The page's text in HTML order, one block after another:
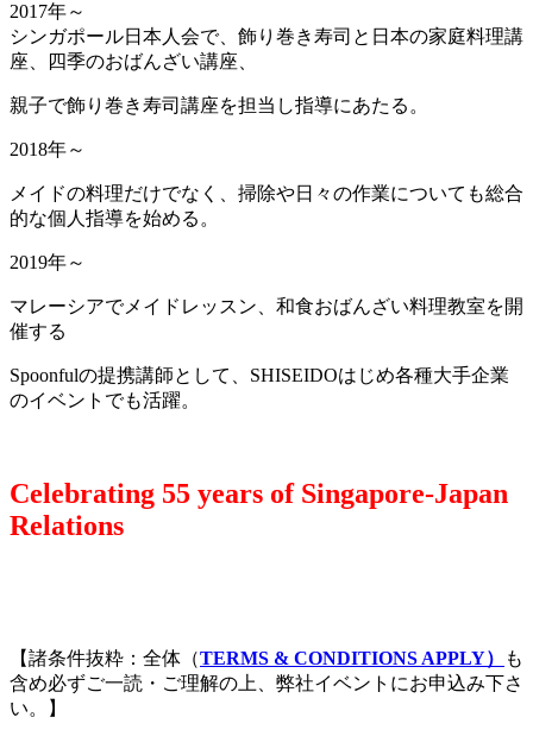
2017年～
シンガポール日本人会で、飾り巻き寿司と日本の家庭料理講
座、四季のおばんざい講座、
親子で飾り巻き寿司講座を担当し指導にあたる。
2018年～
メイドの料理だけでなく、掃除や日々の作業についても総合
的な個人指導を始める。
2019年～
マレーシアでメイドレッスン、和食おばんざい料理教室を開
催する
Spoonfulの提携講師として、SHISEIDOはじめ各種大手企業
のイベントでも活躍。
Celebrating 55 years of Singapore-Japan
Relations
【諸条件抜粋：全体（TERMS & CONDITIONS APPLY）
も
含め必ずご一読・ご理解の上、弊社イベントにお申込み下さ
い。】